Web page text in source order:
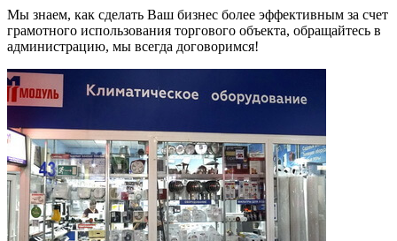
Мы знаем, как сделать Ваш бизнес более эффективным за счет
грамотного использования торгового объекта, обращайтесь в
администрацию, мы всегда договоримся!